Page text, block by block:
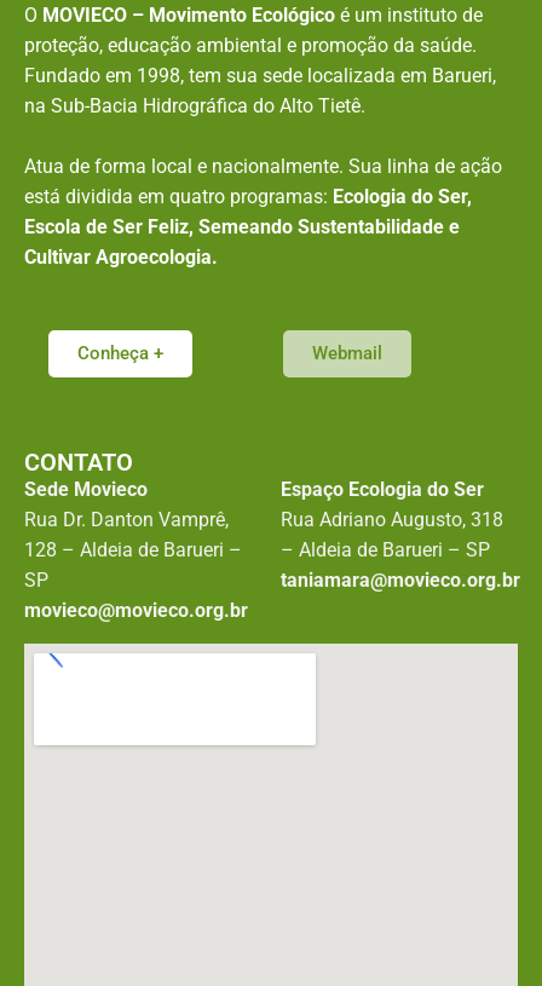
O MOVIECO – Movimento Ecológico é um instituto de
proteção, educação ambiental e promoção da saúde.
Fundado em 1998, tem sua sede localizada em Barueri,
na Sub-Bacia Hidrográfica do Alto Tietê.
Atua de forma local e nacionalmente. Sua linha de ação
está dividida em quatro programas: Ecologia do Ser,
Escola de Ser Feliz, Semeando Sustentabilidade e
Cultivar Agroecologia.
Conheça + Webmail
CONTATO
Sede Movieco
Rua Dr. Danton Vamprê,
128 – Aldeia de Barueri –
SP
movieco@movieco.org.br
Espaço Ecologia do Ser
Rua Adriano Augusto, 318
– Aldeia de Barueri – SP
taniamara@movieco.org.br